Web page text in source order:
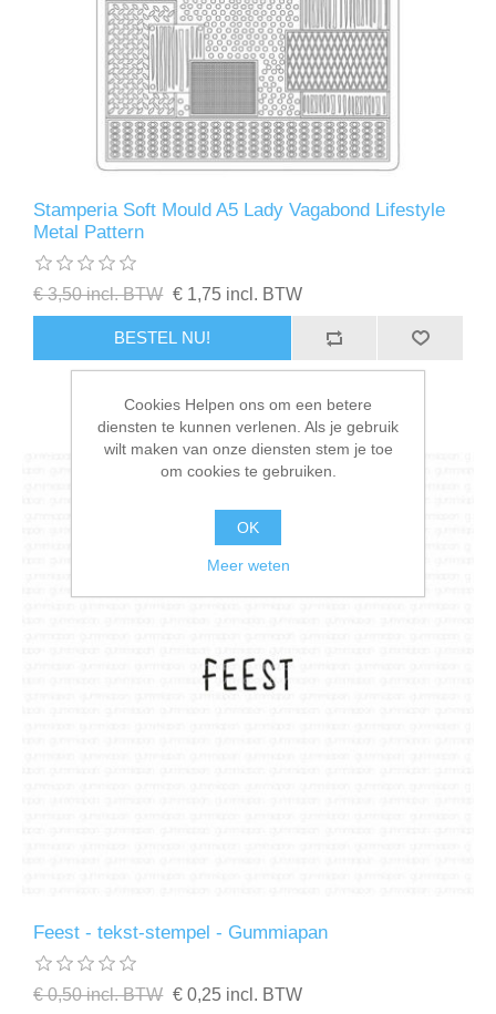
Stamperia Soft Mould A5 Lady Vagabond Lifestyle
Metal Pattern
€ 3,50 incl. BTW € 1,75 incl. BTW
BESTEL NU!
Feest - tekst-stempel - Gummiapan
€ 0,50 incl. BTW € 0,25 incl. BTW
Cookies Helpen ons om een betere
diensten te kunnen verlenen. Als je gebruik
wilt maken van onze diensten stem je toe
om cookies te gebruiken.
OK
Meer weten